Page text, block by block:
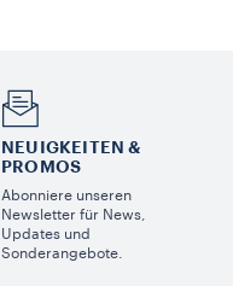
NEUIGKEITEN &
PROMOS​
Abonniere unseren
Newsletter für News,
Updates und
Sonderangebote.